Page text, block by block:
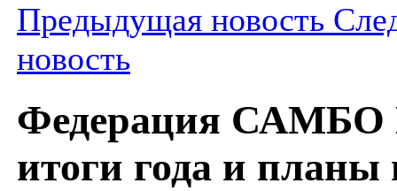
Предыдущая новость
новость
Федерация
итоги года и планы